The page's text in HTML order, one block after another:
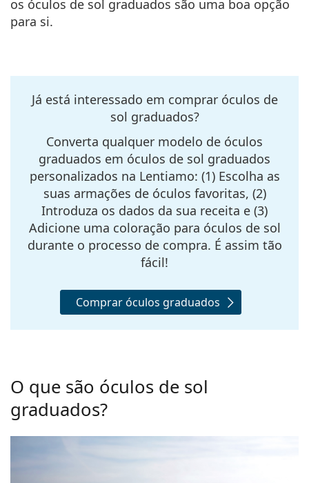
Persol
os óculos de sol graduados são uma boa opção
para si.
Já está interessado em comprar óculos de
sol graduados?
Converta qualquer modelo de óculos
graduados em óculos de sol graduados
personalizados na Lentiamo: (1)Escolha as
suas armações de óculos favoritas, (2)
Introduza os dados da sua receita e (3)
Adicione uma coloração para óculos de sol
durante o processo de compra. É assim tão
fácil!
Comprar óculos graduados
O que são óculos de sol
graduados?